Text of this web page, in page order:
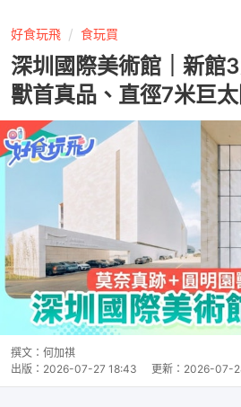
好食玩飛 食玩買
深圳國際美術館｜新館
獸首真品、直徑7米巨
撰文： 何加祺
出版： 2026-07-27 18:43 更新： 2026-07-